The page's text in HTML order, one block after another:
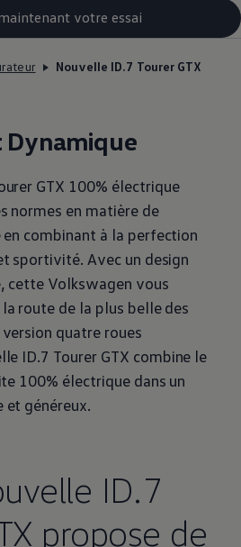
votre essai
Nouvelle ID.7 Tourer GTX
Dynamique
GTX 100% électrique
normes en matière de
combinant à la perfection
sportivité. Avec un design
cette Volkswagen vous
route de la plus belle des
quatre roues
ID.7 Tourer GTX combine le
100% électrique dans un
et généreux.
ID.7
propose de